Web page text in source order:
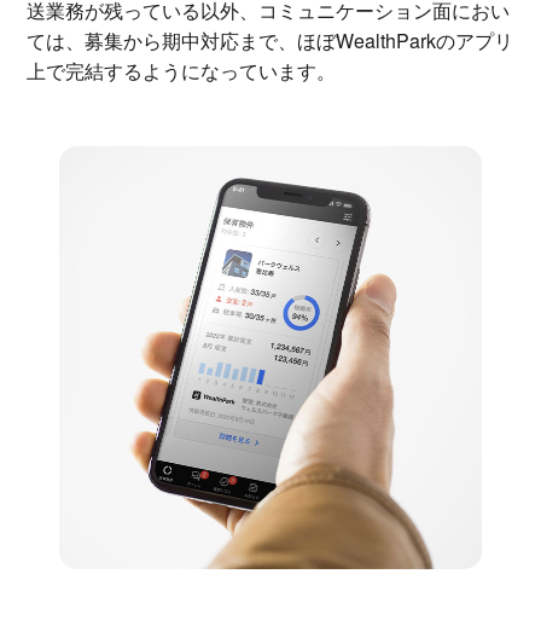
送業務が残っている以外、コミュニケーション面におい
ては、募集から期中対応まで、ほぼWealthParkのアプリ
上で完結するようになっています。